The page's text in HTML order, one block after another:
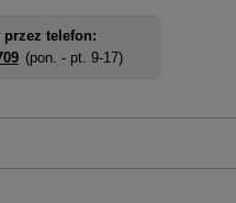
przez telefon:
(pon. - pt. 9-17)